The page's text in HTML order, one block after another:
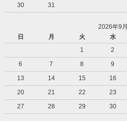
30
31
2026年9月
日
月 火 水
1
2
6
7 8 9
13
14 15 16
20
21 22 23
27
28 29 30